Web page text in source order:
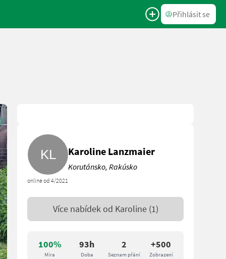
Přihlásit se
100%
Míra
93h
Doba
2
Seznam přání
+500
Zobrazení
online od 4/2021
Karoline Lanzmaier
Korutánsko, Rakúsko
Více nabídek od Karoline (1)